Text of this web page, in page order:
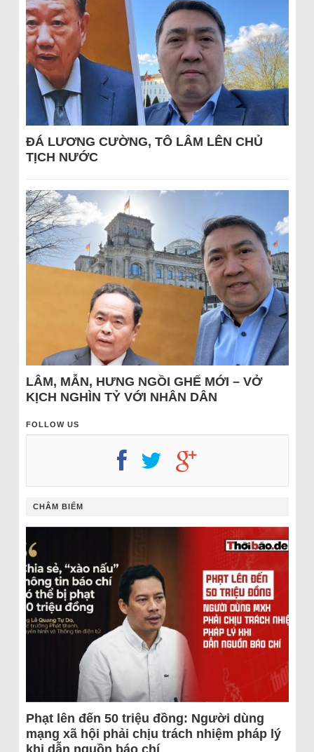
ĐÁ LƯƠNG CƯỜNG, TÔ LÂM LÊN CHỦ
TỊCH NƯỚC
LÂM, MẪN, HƯNG NGỒI GHẾ MỚI – VỞ
KỊCH NGHÌN TỶ VỚI NHÂN DÂN
FOLLOW US
CHÂM BIẾM
Phạt lên đến 50 triệu đồng: Người dùng
mạng xã hội phải chịu trách nhiệm pháp lý
khi dẫn nguồn báo chí